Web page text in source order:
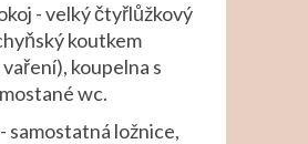
- velký čtyřlůžkový
koutkem
koupelna s
wc.
samostatná ložnice,